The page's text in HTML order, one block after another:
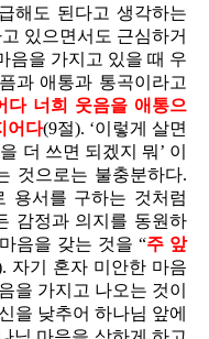
해도 된다고 생각하는
있으면서도 근심하거
음을 가지고 있을 때 우
과 애통과 통곡이라고
다 너희 웃음을 애통으
어다(9절). ‘이렇게 살면
더 쓰면 되겠지 뭐’ 이
것으로는 불충분하다.
용서를 구하는 것처럼
감정과 의지를 동원하
음을 갖는 것을 “주 앞
자기 혼자 미안한 마음
을 가지고 나오는 것이
을 낮추어 하나님 앞에